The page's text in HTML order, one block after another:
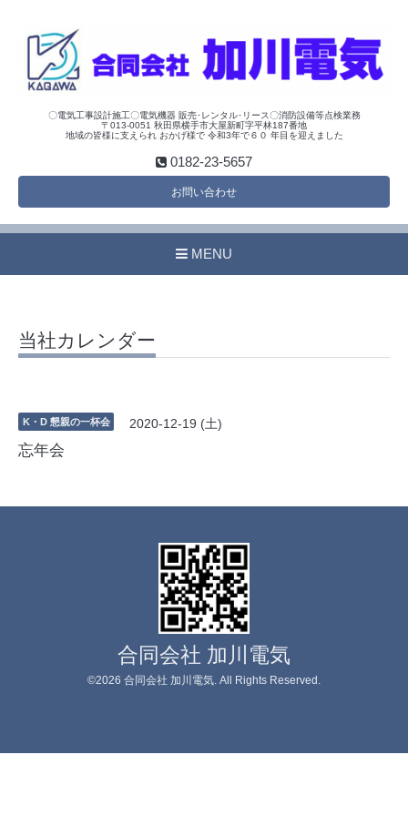
〇電気工事設計施工〇電気機器 販売･レンタル･リース〇消防設備等点検業務
〒013-0051 秋田県横手市大屋新町字平林187番地
地域の皆様に支えられ おかげ様で 令和3年で６０ 年目を迎えました
0182-23-5657
お問い合わせ
MENU
当社カレンダー
K・D 懇親の一杯会 2020-12-19 (土)
忘年会
合同会社 加川電気
©2026 合同会社 加川電気 . All Rights Reserved.